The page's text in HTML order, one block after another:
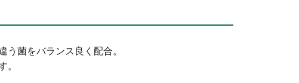
菌をバランス良く配合。
。